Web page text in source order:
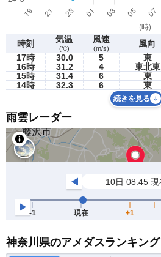
時刻 気温
(℃)
風速
(m/s) 風向
17時 30.0 5 東
16時
31.2 4 東北東
15時
31.4 6 東
14時
32.3 6 東
続きを見る
雨雲レーダー
神奈川県のアメダスランキング